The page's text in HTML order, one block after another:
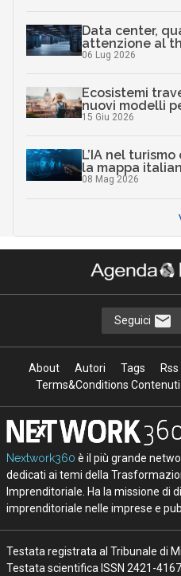
Data center,
attenzione al
06 Lug 2026
Ecosistemi
nuovi modelli
15 Giu 2026
L’IA nel
la mappa
08 Mag 2026
Seguici
About Autori Tags
Terms&Conditions
Nextwork360 è il più grande
dedicati ai temi della
Imprenditoriale. Ha la missione di
imprenditoriale nelle imprese e
Testata registrata al Tribunale di
Testata scientifica ISSN 2421-4167